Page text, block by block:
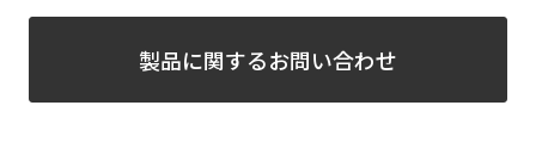
製品に関するお問い合わせ